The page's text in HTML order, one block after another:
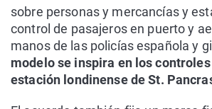
sobre personas y mercancías y
control de pasajeros en puerto y
manos de las policías española y
modelo se inspira en los
estación londinense de St.